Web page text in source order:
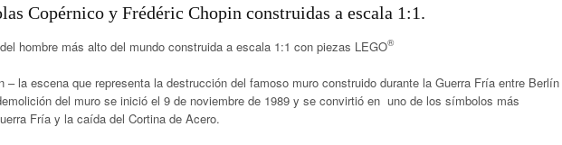
Copérnico y Frédéric Chopin construidas a escala 1:1.
hombre más alto del mundo construida a escala 1:1 con piezas LEGO®
– la escena que representa la destrucción del famoso muro construido durante la Guerra Fría entre Berlín
del muro se inició el 9 de noviembre de 1989 y se convirtió en uno de los símbolos más
Fría y la caída del Cortina de Acero.